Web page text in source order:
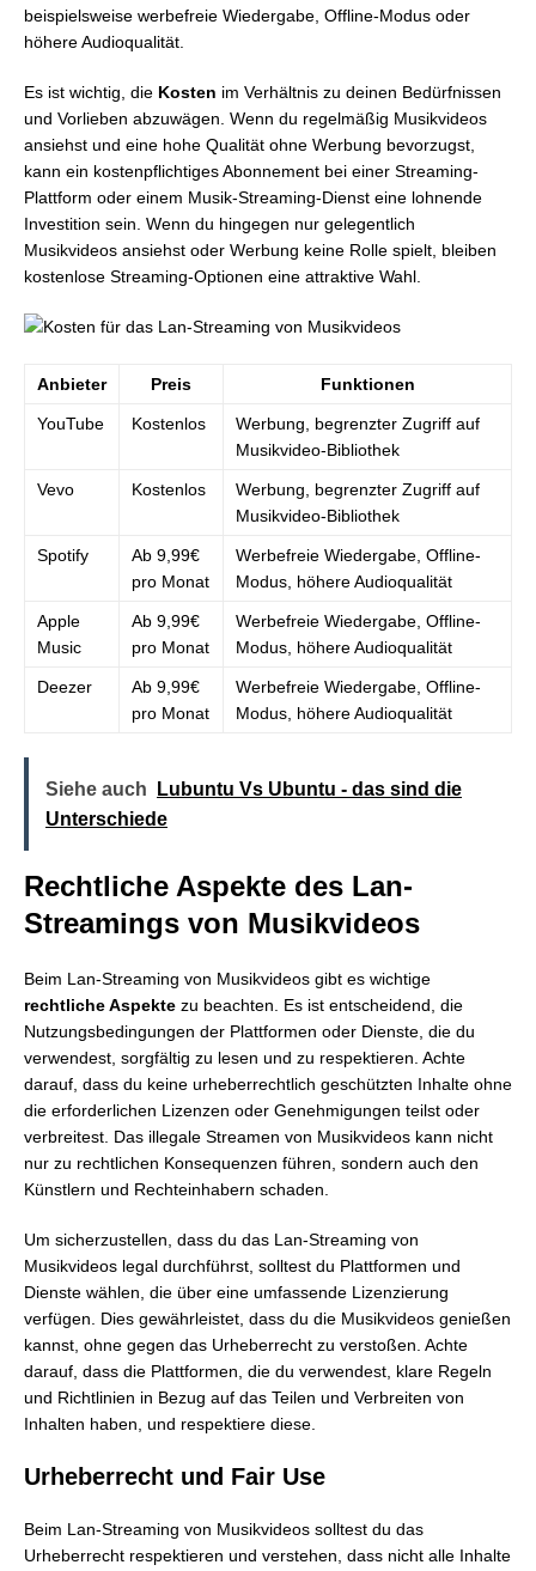
beispielsweise werbefreie Wiedergabe, Offline-Modus oder
höhere Audioqualität.
Es ist wichtig, die Kosten im Verhältnis zu deinen Bedürfnissen
und Vorlieben abzuwägen. Wenn du regelmäßig Musikvideos
ansiehst und eine hohe Qualität ohne Werbung bevorzugst,
kann ein kostenpflichtiges Abonnement bei einer Streaming-
Plattform oder einem Musik-Streaming-Dienst eine lohnende
Investition sein. Wenn du hingegen nur gelegentlich
Musikvideos ansiehst oder Werbung keine Rolle spielt, bleiben
kostenlose Streaming-Optionen eine attraktive Wahl.
Anbieter Preis Funktionen
YouTube Kostenlos
Werbung, begrenzter Zugriff auf
Musikvideo-Bibliothek
Vevo Kostenlos
Werbung, begrenzter Zugriff auf
Musikvideo-Bibliothek
Spotify
Ab 9,99€
pro Monat
Werbefreie Wiedergabe, Offline-
Modus, höhere Audioqualität
Apple
Music
Ab 9,99€
pro Monat
Werbefreie Wiedergabe, Offline-
Modus, höhere Audioqualität
Deezer
Ab 9,99€
pro Monat
Werbefreie Wiedergabe, Offline-
Modus, höhere Audioqualität
Siehe auch
Lubuntu Vs Ubuntu - das sind die
Unterschiede
Rechtliche Aspekte des Lan-
Streamings von Musikvideos
Beim Lan-Streaming von Musikvideos gibt es wichtige
rechtliche Aspekte zu beachten. Es ist entscheidend, die
Nutzungsbedingungen der Plattformen oder Dienste, die du
verwendest, sorgfältig zu lesen und zu respektieren. Achte
darauf, dass du keine urheberrechtlich geschützten Inhalte ohne
die erforderlichen Lizenzen oder Genehmigungen teilst oder
verbreitest. Das illegale Streamen von Musikvideos kann nicht
nur zu rechtlichen Konsequenzen führen, sondern auch den
Künstlern und Rechteinhabern schaden.
Um sicherzustellen, dass du das Lan-Streaming von
Musikvideos legal durchführst, solltest du Plattformen und
Dienste wählen, die über eine umfassende Lizenzierung
verfügen. Dies gewährleistet, dass du die Musikvideos genießen
kannst, ohne gegen das Urheberrecht zu verstoßen. Achte
darauf, dass die Plattformen, die du verwendest, klare Regeln
und Richtlinien in Bezug auf das Teilen und Verbreiten von
Inhalten haben, und respektiere diese.
Urheberrecht und Fair Use
Beim Lan-Streaming von Musikvideos solltest du das
Urheberrecht respektieren und verstehen, dass nicht alle Inhalte